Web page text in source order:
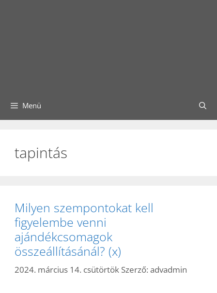
Menü
tapintás
Milyen szempontokat kell
figyelembe venni
ajándékcsomagok
összeállításánál? (x)
2024. március 14. csütörtök Szerző: advadmin